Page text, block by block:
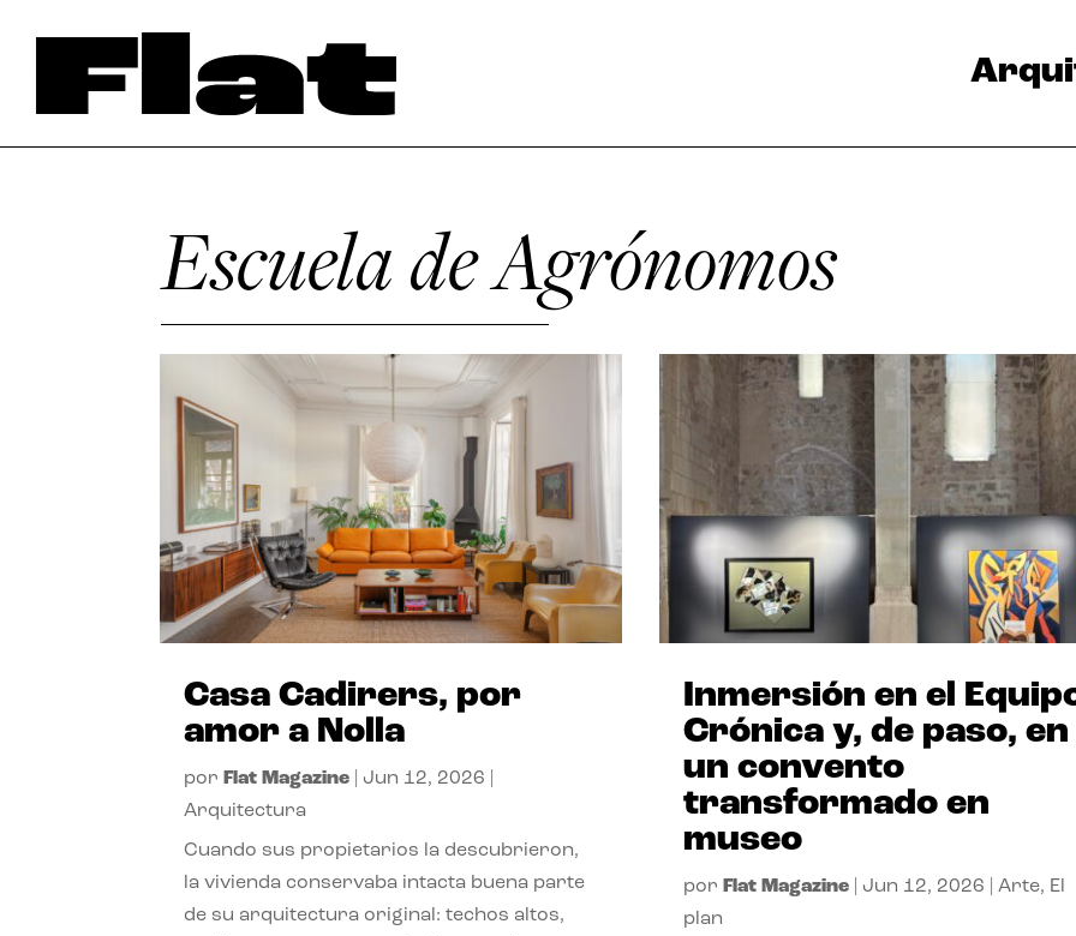
Escuela de Agrónomos
Casa Cadirers, por
amor a Nolla
por Flat Magazine Jun 12, 2026
Arquitectura
Cuando sus propietarios la descubrieron,
la vivienda conservaba intacta buena parte
de su arquitectura original: techos altos,
Inmersión en el
Crónica y, de paso, en
un convento
transformado en
museo
por Flat Magazine| Jun 12, 2026 Arte, El
plan